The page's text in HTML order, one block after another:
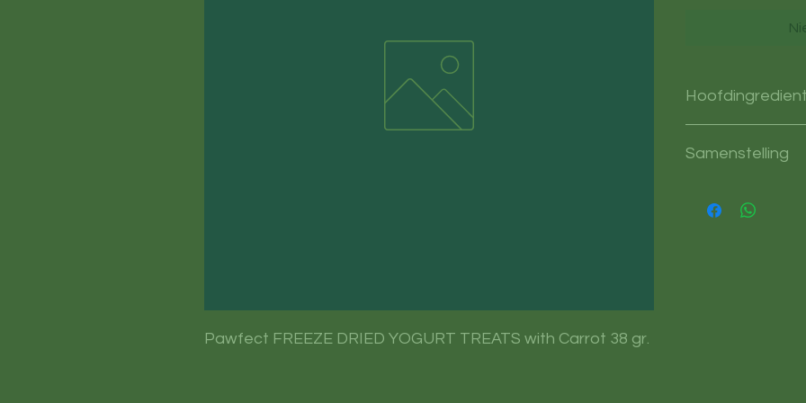
Pawfect FREEZE DRIED YOGURT TREATS with Carrot 38 gr.
Hoofdingredient
Samenstelling